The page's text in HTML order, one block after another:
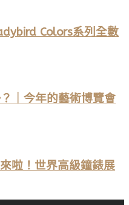
Colors系列全數
｜今年的藝術博覽會
啦！世界高級鐘錶展